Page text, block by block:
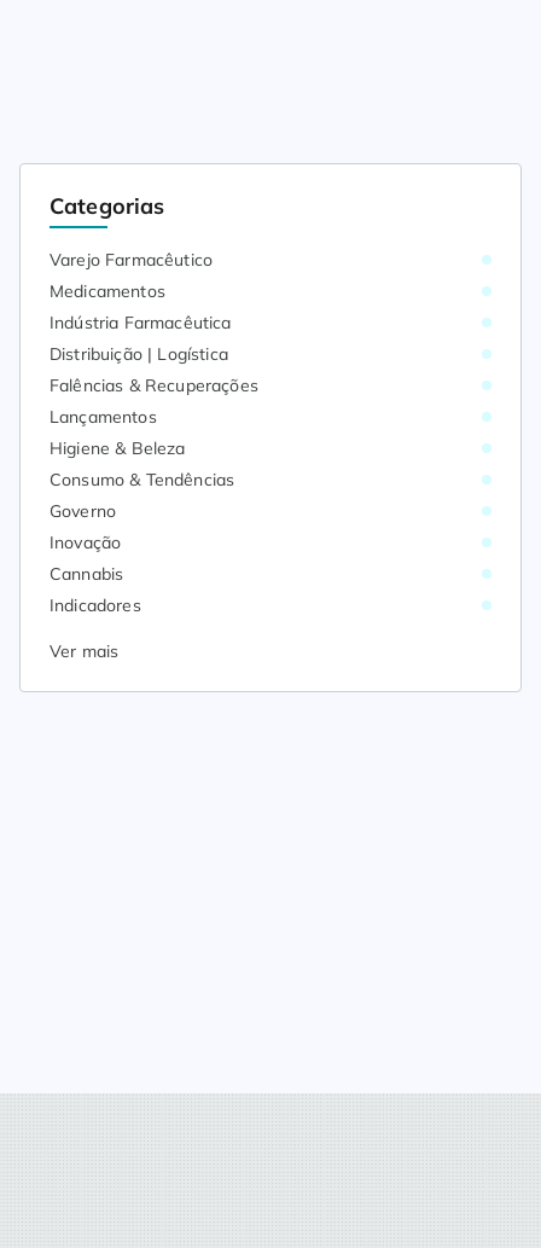
Categorias
Varejo Farmacêutico
Medicamentos
Indústria Farmacêutica
Distribuição | Logística
Falências & Recuperações
Lançamentos
Higiene & Beleza
Consumo & Tendências
Governo
Inovação
Cannabis
Indicadores
Ver mais